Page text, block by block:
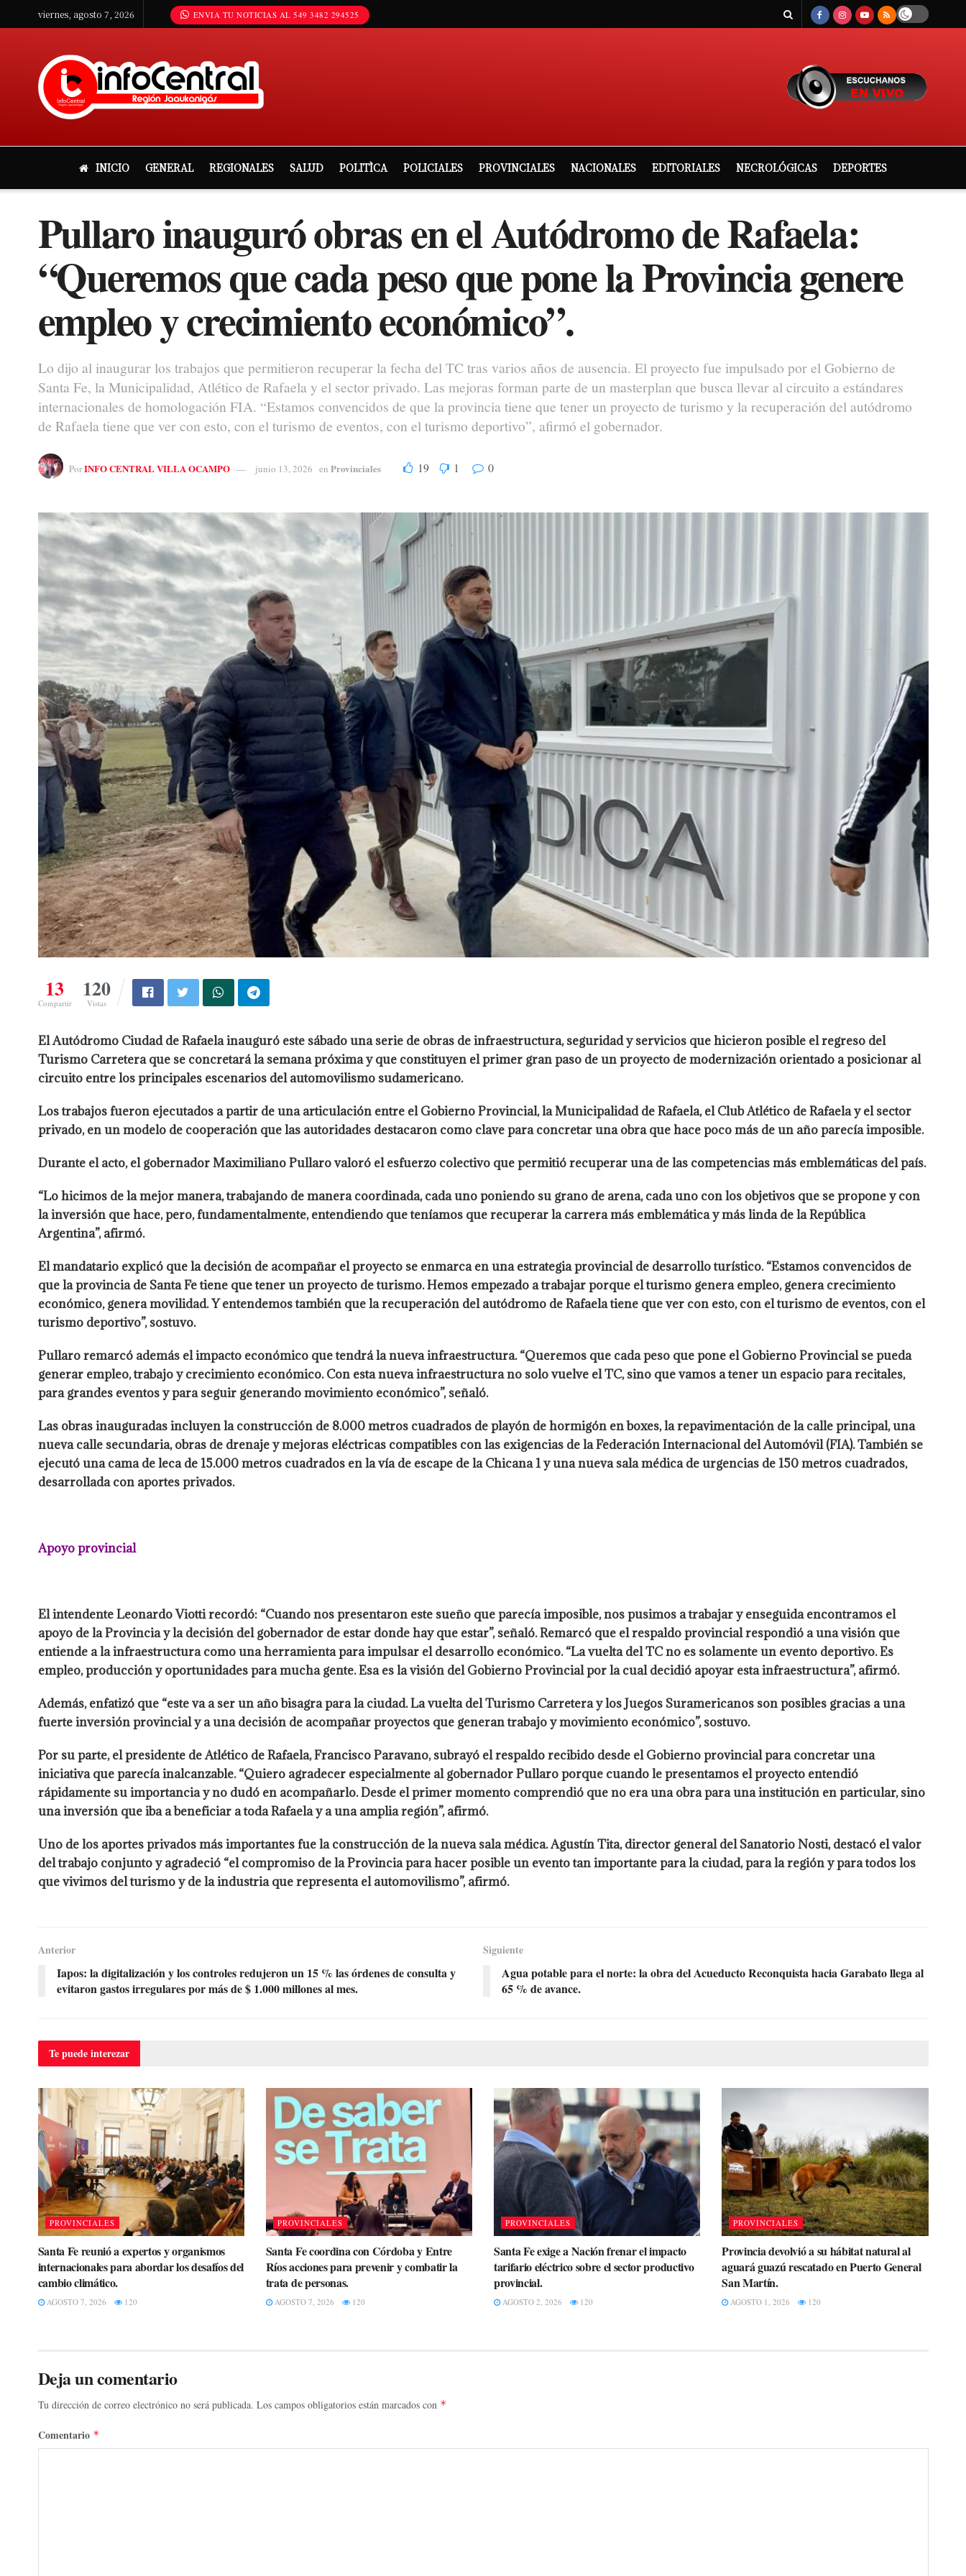
viernes, agosto 7, 2026 ENVIA TU NOTICIAS AL 549 3482 294525
INICIO GENERAL REGIONALES SALUD POLITÌCA POLICIALES PROVINCIALES NACIONALES EDITORIALES NECROLÓGICAS DEPORTES
Pullaro inauguró obras en el Autódromo de Rafaela:
“Queremos que cada peso que pone la Provincia genere
empleo y crecimiento económico”.
Lo dijo al inaugurar los trabajos que permitieron recuperar la fecha del TC tras varios años de ausencia. El proyecto fue impulsado por el Gobierno de
Santa Fe, la Municipalidad, Atlético de Rafaela y el sector privado. Las mejoras forman parte de un masterplan que busca llevar al circuito a estándares
internacionales de homologación FIA. “Estamos convencidos de que la provincia tiene que tener un proyecto de turismo y la recuperación del autódromo
de Rafaela tiene que ver con esto, con el turismo de eventos, con el turismo deportivo”, afirmó el gobernador.
PorINFO CENTRAL VILLA OCAMPO junio 13, 2026 en Provinciales 19 1 0
13
Compartir
120
Vistas
El Autódromo Ciudad de Rafaela inauguró este sábado una serie de obras de infraestructura, seguridad y servicios que hicieron posible el regreso del
Turismo Carretera que se concretará la semana próxima y que constituyen el primer gran paso de un proyecto de modernización orientado a posicionar al
circuito entre los principales escenarios del automovilismo sudamericano.
Los trabajos fueron ejecutados a partir de una articulación entre el Gobierno Provincial, la Municipalidad de Rafaela, el Club Atlético de Rafaela y el sector
privado, en un modelo de cooperación que las autoridades destacaron como clave para concretar una obra que hace poco más de un año parecía imposible.
Durante el acto, el gobernador Maximiliano Pullaro valoró el esfuerzo colectivo que permitió recuperar una de las competencias más emblemáticas del país.
“Lo hicimos de la mejor manera, trabajando de manera coordinada, cada uno poniendo su grano de arena, cada uno con los objetivos que se propone y con
la inversión que hace, pero, fundamentalmente, entendiendo que teníamos que recuperar la carrera más emblemática y más linda de la República
Argentina”, afirmó.
El mandatario explicó que la decisión de acompañar el proyecto se enmarca en una estrategia provincial de desarrollo turístico. “Estamos convencidos de
que la provincia de Santa Fe tiene que tener un proyecto de turismo. Hemos empezado a trabajar porque el turismo genera empleo, genera crecimiento
económico, genera movilidad. Y entendemos también que la recuperación del autódromo de Rafaela tiene que ver con esto, con el turismo de eventos, con el
turismo deportivo”, sostuvo.
Pullaro remarcó además el impacto económico que tendrá la nueva infraestructura. “Queremos que cada peso que pone el Gobierno Provincial se pueda
generar empleo, trabajo y crecimiento económico. Con esta nueva infraestructura no solo vuelve el TC, sino que vamos a tener un espacio para recitales,
para grandes eventos y para seguir generando movimiento económico”, señaló.
Las obras inauguradas incluyen la construcción de 8.000 metros cuadrados de playón de hormigón en boxes, la repavimentación de la calle principal, una
nueva calle secundaria, obras de drenaje y mejoras eléctricas compatibles con las exigencias de la Federación Internacional del Automóvil (FIA). También se
ejecutó una cama de leca de 15.000 metros cuadrados en la vía de escape de la Chicana 1 y una nueva sala médica de urgencias de 150 metros cuadrados,
desarrollada con aportes privados.
Apoyo provincial
El intendente Leonardo Viotti recordó: “Cuando nos presentaron este sueño que parecía imposible, nos pusimos a trabajar y enseguida encontramos el
apoyo de la Provincia y la decisión del gobernador de estar donde hay que estar”, señaló. Remarcó que el respaldo provincial respondió a una visión que
entiende a la infraestructura como una herramienta para impulsar el desarrollo económico. “La vuelta del TC no es solamente un evento deportivo. Es
empleo, producción y oportunidades para mucha gente. Esa es la visión del Gobierno Provincial por la cual decidió apoyar esta infraestructura”, afirmó.
Además, enfatizó que “este va a ser un año bisagra para la ciudad. La vuelta del Turismo Carretera y los Juegos Suramericanos son posibles gracias a una
fuerte inversión provincial y a una decisión de acompañar proyectos que generan trabajo y movimiento económico”, sostuvo.
Por su parte, el presidente de Atlético de Rafaela, Francisco Paravano, subrayó el respaldo recibido desde el Gobierno provincial para concretar una
iniciativa que parecía inalcanzable. “Quiero agradecer especialmente al gobernador Pullaro porque cuando le presentamos el proyecto entendió
rápidamente su importancia y no dudó en acompañarlo. Desde el primer momento comprendió que no era una obra para una institución en particular, sino
una inversión que iba a beneficiar a toda Rafaela y a una amplia región”, afirmó.
Uno de los aportes privados más importantes fue la construcción de la nueva sala médica. Agustín Tita, director general del Sanatorio Nosti, destacó el valor
del trabajo conjunto y agradeció “el compromiso de la Provincia para hacer posible un evento tan importante para la ciudad, para la región y para todos los
que vivimos del turismo y de la industria que representa el automovilismo”, afirmó.
Anterior
Iapos: la digitalización y los controles redujeron un 15 % las órdenes de consulta y
evitaron gastos irregulares por más de $ 1.000 millones al mes.
Siguiente
Agua potable para el norte: la obra del Acueducto Reconquista hacia Garabato llega al
65 % de avance.
Te puedeinterezar
PROVINCIALES
Santa Fe reunió a expertos y organismos
internacionales para abordar los desafíos del
cambio climático.
AGOSTO 7, 2026 120
PROVINCIALES
Santa Fe coordina con Córdoba y Entre
Ríos acciones para prevenir y combatir la
trata de personas.
AGOSTO 7, 2026 120
PROVINCIALES
Santa Fe exige a Nación frenar el impacto
tarifario eléctrico sobre el sector productivo
provincial.
AGOSTO 2, 2026 120
PROVINCIALES
Provincia devolvió a su hábitat natural al
aguará guazú rescatado en Puerto General
San Martín.
AGOSTO 1, 2026 120
Deja un comentario
Tu dirección de correo electrónico no será publicada. Los campos obligatorios están marcados con *
Comentario *